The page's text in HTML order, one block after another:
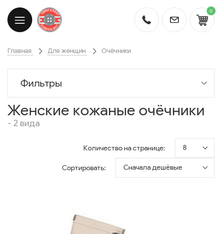
0
Главная Для женщин Очёчники
Фильтры
Женские кожаные очёчники
- 2 вида
Количество на странице: 8
Сортировать: Сначала дешёвые